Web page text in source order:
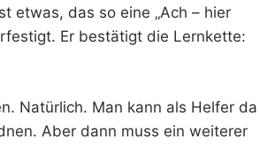
etwas, das so eine „Ach – hier
Er bestätigt die Lernkette:
Natürlich. Man kann als Helfer da
Aber dann muss ein weiterer